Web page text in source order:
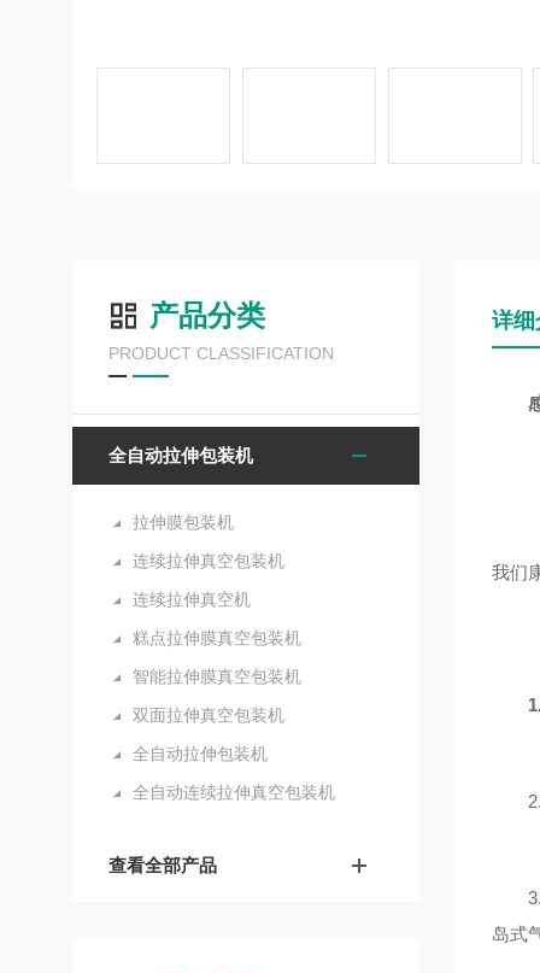
产品分类
PRODUCT CLASSIFICATION
全自动拉伸包装机
拉伸膜包装机
连续拉伸真空包装机
连续拉伸真空机
糕点拉伸膜真空包装机
智能拉伸膜真空包装机
双面拉伸真空包装机
全自动拉伸包装机
全自动连续拉伸真空包装机
查看全部产品
详细
我们
1.
2.采
3.气
岛式